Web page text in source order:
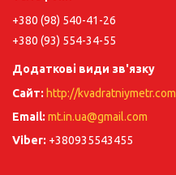
+380 (98) 540-41-26
+380 (93) 554-34-55
http://kvadratniymetr.com
mt.in.ua@gmail.com
+380935543455